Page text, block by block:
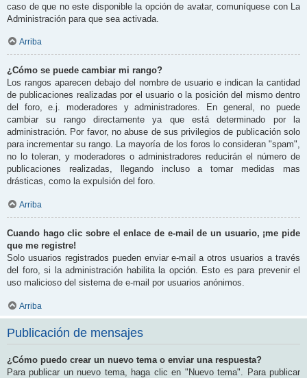
caso de que no este disponible la opción de avatar, comuníquese con La
Administración para que sea activada.
Arriba
¿Cómo se puede cambiar mi rango?
Los rangos aparecen debajo del nombre de usuario e indican la cantidad
de publicaciones realizadas por el usuario o la posición del mismo dentro
del foro, e.j. moderadores y administradores. En general, no puede
cambiar su rango directamente ya que está determinado por la
administración. Por favor, no abuse de sus privilegios de publicación solo
para incrementar su rango. La mayoría de los foros lo consideran "spam",
no lo toleran, y moderadores o administradores reducirán el número de
publicaciones realizadas, llegando incluso a tomar medidas mas
drásticas, como la expulsión del foro.
Arriba
Cuando hago clic sobre el enlace de e-mail de un usuario, ¡me pide
que me registre!
Solo usuarios registrados pueden enviar e-mail a otros usuarios a través
del foro, si la administración habilita la opción. Esto es para prevenir el
uso malicioso del sistema de e-mail por usuarios anónimos.
Arriba
Publicación de mensajes
¿Cómo puedo crear un nuevo tema o enviar una respuesta?
Para publicar un nuevo tema, haga clic en "Nuevo tema". Para publicar